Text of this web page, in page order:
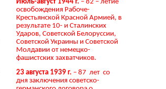
Июль-август 1944 г. – 82 – летие
освобождения Рабоче-
Крестьянской Красной Армией, в
результате 10- и Сталинских
Ударов, Советской Белоруссии,
Советской Украины и Советской
Молдавии от немецко-
фашистских захватчиков.
23 августа 1939 г. – 87 лет со
дня заключения советско-